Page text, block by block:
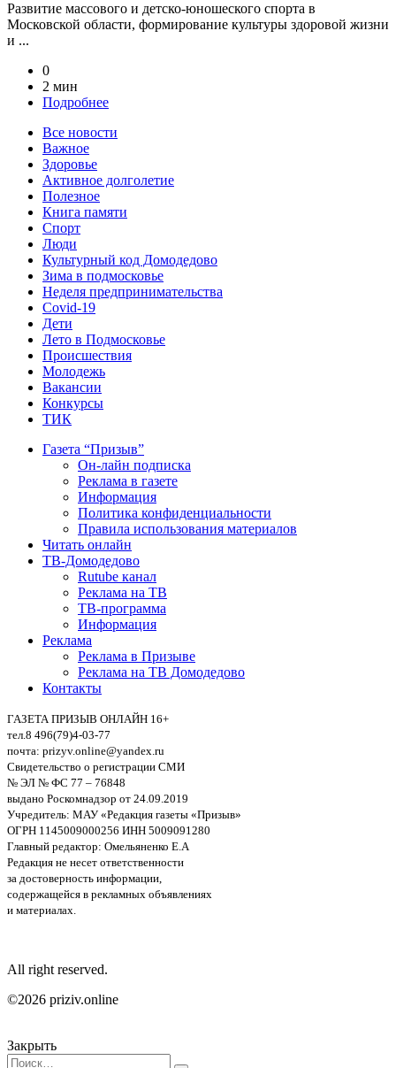
Развитие массового и детско-юношеского спорта в
Московской области, формирование культуры здоровой жизни
и ...
0
2 мин
Подробнее
Все новости
Важное
Здоровье
Активное долголетие
Полезное
Книга памяти
Спорт
Люди
Культурный код Домодедово
Зима в подмосковье
Неделя предпринимательства
Covid-19
Дети
Лето в Подмосковье
Происшествия
Молодежь
Вакансии
Конкурсы
ТИК
Газета “Призыв”
Он-лайн подписка
Реклама в газете
Информация
Политика конфиденциальности
Правила использования материалов
Читать онлайн
ТВ-Домодедово
Rutube канал
Реклама на ТВ
ТВ-программа
Информация
Реклама
Реклама в Призыве
Реклама на ТВ Домодедово
Контакты
ГАЗЕТА ПРИЗЫВ ОНЛАЙН 16+
тел.8 496(79)4-03-77
почта: prizyv.online@yandex.ru
Свидетельство о регистрации СМИ
№ ЭЛ № ФС 77 – 76848
выдано Роскомнадзор от 24.09.2019
Учредитель: МАУ «Редакция газеты «Призыв»
ОГРН 1145009000256 ИНН 5009091280
Главный редактор: Омельяненко Е.А
Редакция не несет ответственности
за достоверность информации,
содержащейся в рекламных объявлениях
и материалах.
All right reserved.
©2026 priziv.online
Закрыть